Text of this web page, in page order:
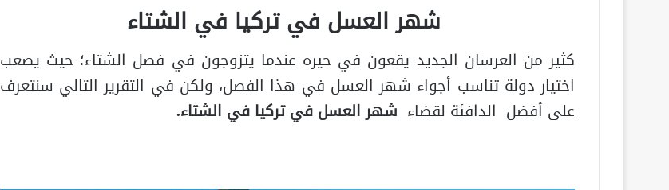
شهر العسل في تركيا في الشتاء
كثير من العرسان الجديد يقعون في حيره عندما يتزوجون في فصل الشتاء؛ حيث يصعب
اختيار دولة تناسب أجواء شهر العسل في هذا الفصل، ولكن في التقرير التالي سنتعرف
على أفضل الدافئة لقضاء شهر العسل في تركيا في الشتاء.